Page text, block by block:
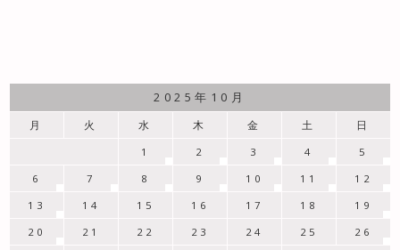
2025年10月
月 火 水 木 金 土 日
1 2 3 4
5
6
7 8 9 10 11
12
13
14 15 16 17 18
19
20
21 22 23 24 25
26